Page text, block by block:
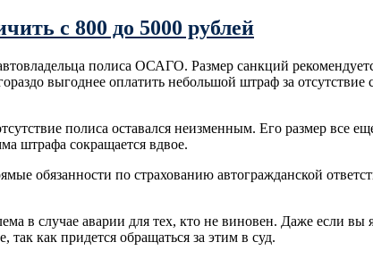
с 800 до 5000 рублей
полиса ОСАГО. Размер санкций
выгоднее оплатить небольшой штраф за отсутствие
полиса оставался неизменным. Его размер все
штрафа сокращается вдвое.
обязанности по страхованию автогражданской
в случае аварии для тех, кто не виновен. Даже если вы
как придется обращаться за этим в суд.